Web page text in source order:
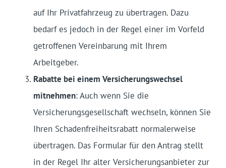
auf Ihr Privatfahrzeug zu übertragen. Dazu
bedarf es jedoch in der Regel einer im Vorfeld
getroffenen Vereinbarung mit Ihrem
Arbeitgeber.
Rabatte bei einem Versicherungswechsel
mitnehmen: Auch wenn Sie die
Versicherungsgesellschaft wechseln, können Sie
Ihren Schadenfreiheitsrabatt normalerweise
übertragen. Das Formular für den Antrag stellt
in der Regel Ihr alter Versicherungsanbieter zur